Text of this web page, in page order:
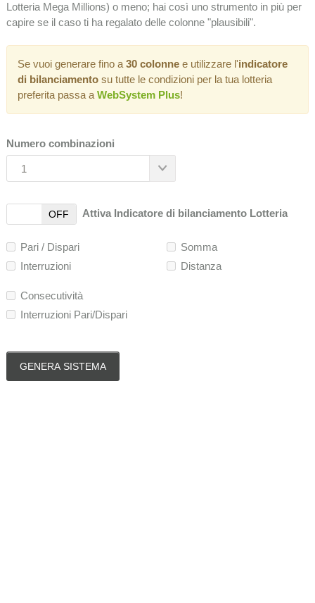
Lotteria Mega Millions) o meno; hai così uno strumento in più per
capire se il caso ti ha regalato delle colonne "plausibili".
Se vuoi generare fino a 30 colonne e utilizzare l'indicatore
di bilanciamento su tutte le condizioni per la tua lotteria
preferita passa a WebSystem Plus!
Numero combinazioni
1
OFF Attiva Indicatore di bilanciamento Lotteria
Pari / Dispari
Interruzioni
Somma
Distanza
Consecutività
Interruzioni Pari/Dispari